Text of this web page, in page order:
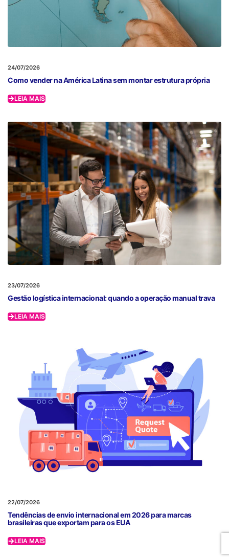
24/07/2026
Como vender na América Latina sem montar estrutura própria
LEIA MAIS
23/07/2026
Gestão logística internacional: quando a operação manual trava
LEIA MAIS
22/07/2026
Tendências de envio internacional em 2026 para marcas
brasileiras que exportam para os EUA
LEIA MAIS